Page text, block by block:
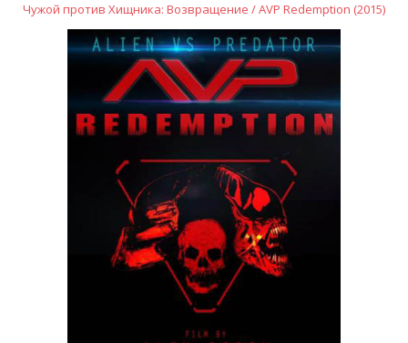
Чужой против Хищника: Возвращение / AVP Redemption (2015)